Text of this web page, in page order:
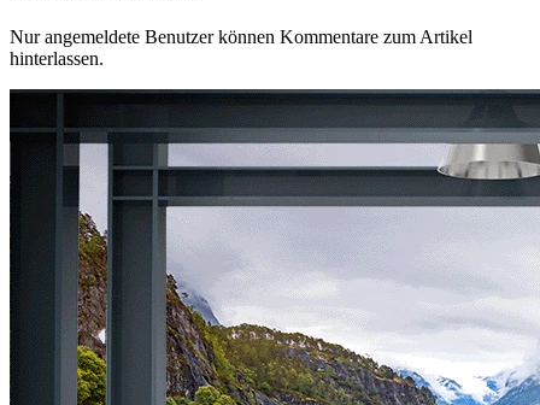
Nur angemeldete Benutzer können Kommentare zum Artikel
hinterlassen.